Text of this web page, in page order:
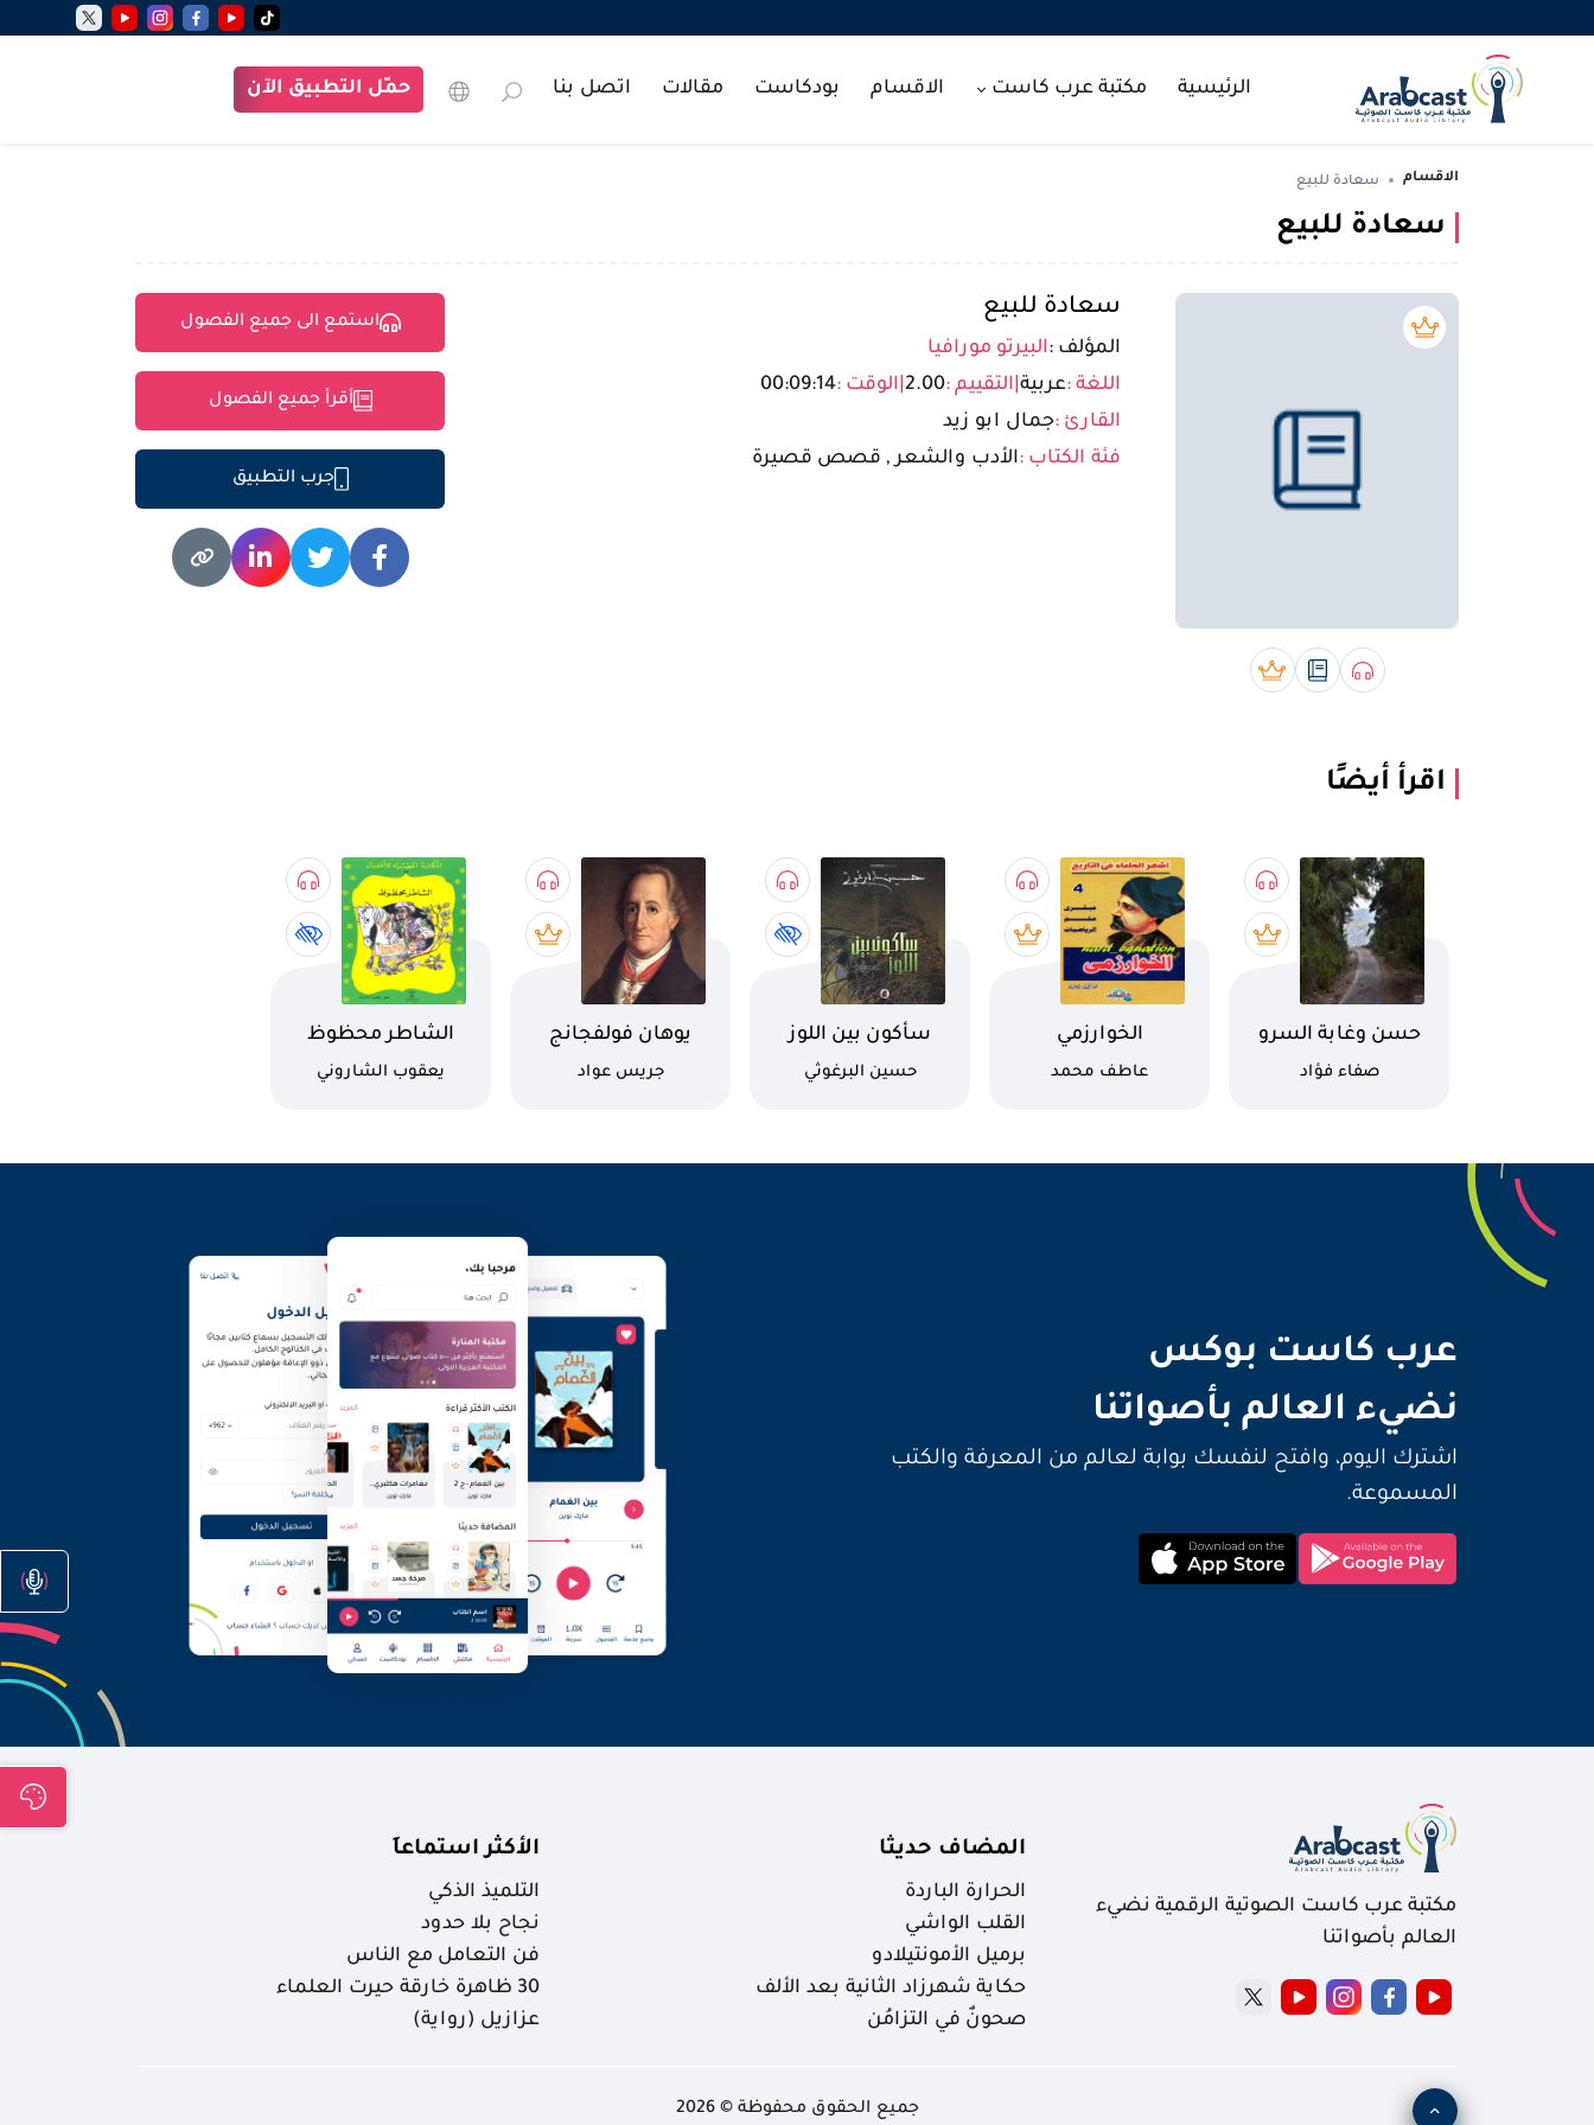
الرئيسية مكتبة عرب كاست الاقسام بودكاست مقالات اتصل بنا حمّل التطبيق الآن
الاقسام سعادة للبيع
سعادة للبيع
بريميوم book
صوتي bookرقمي bookبريميوم book
سعادة للبيع
المؤلف :البيرتو مورافيا
اللغة :عربية التقييم :2.00 الوقت :00:09:14
القارئ :جمال ابو زيد
فئة الكتاب :الأدب والشعر , قصص قصيرة
استمع الى جميع الفصول
أقرأ جميع الفصول
جرب التطبيق
اقرأ أيضًا
اسم الكتاب
حسن وغابة السرو
كاتب
صفاء فؤاد
اسم الكتاب
الخوارزمي
كاتب
عاطف محمد
اسم الكتاب
سأكون بين اللوز
كاتب
حسين البرغوثي
اسم الكتاب
يوهان فولفجانج
جوتهكاتب
جريس عواد
اسم الكتاب
الشاطر محظوظ
كاتب
يعقوب الشاروني
عرب كاست بوكس
نضيء العالم بأصواتنا
اشترك اليوم، وافتح لنفسك بوابة لعالم من المعرفة والكتب
المسموعة.
مكتبة عرب كاست الصوتية الرقمية نضيء
العالم بأصواتنا
المضاف حديثا
الحرارة الباردة
القلب الواشي
برميل الأمونتيلادو
حكاية شهرزاد الثانية بعد الألف
صحونٌ في التزامُن
الأكثر استماعاَ
التلميذ الذكي
نجاح بلا حدود
فن التعامل مع الناس
30 ظاهرة خارقة حيرت العلماء
عزازيل (رواية)
جميع الحقوق محفوظة © 2026